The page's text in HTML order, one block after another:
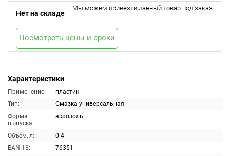
Характеристики
Применение:
пластик
Тип:
Смазка универсальная
Форма
выпуска:
аэрозоль
Объём, л:
0.4
EAN-13:
76351
Нет на складе
Мы можем привезти данный товар под заказ.
Посмотреть цены и сроки